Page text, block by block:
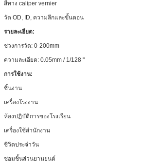
สี่ทาง caliper vernier
วัด OD, ID, ความลึกและขั้นตอน
รายละเอียด:
ช่วงการวัด: 0-200mm
ความละเอียด: 0.05mm / 1/128 "
การใช้งาน:
ชิ้นงาน
เครื่องโรงงาน
ห้องปฏิบัติการของโรงเรียน
เครื่องใช้สำนักงาน
ชีวิตประจำวัน
ซ่อมชิ้นส่วนยานยนต์